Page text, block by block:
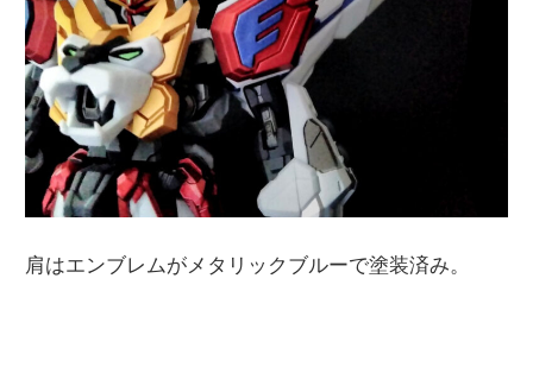
肩はエンブレムがメタリックブルーで塗装済み。